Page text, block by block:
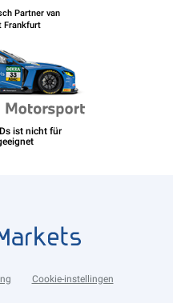
Partner van
Frankfurt
Cookie-instellingen